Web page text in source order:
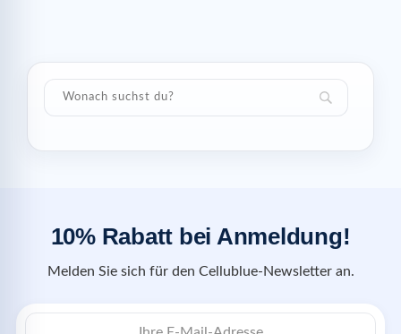
10% Rabatt bei Anmeldung!
Melden Sie sich für den Cellublue-Newsletter an.